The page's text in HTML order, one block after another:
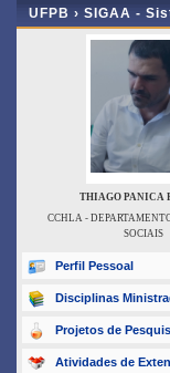
UFPB › SIGAA -
THIAGO PANICA
CCHLA -
SOCIAIS
Perfil Pessoal
Disciplinas
Projetos de
Atividades de